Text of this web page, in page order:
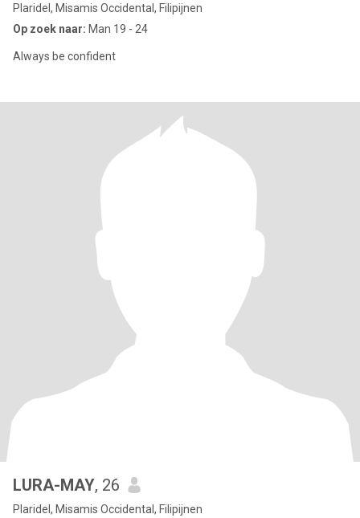
Plaridel, Misamis Occidental, Filipijnen
Op zoek naar: Man 19 - 24
Always be confident
LURA-MAY, 26
Plaridel, Misamis Occidental, Filipijnen